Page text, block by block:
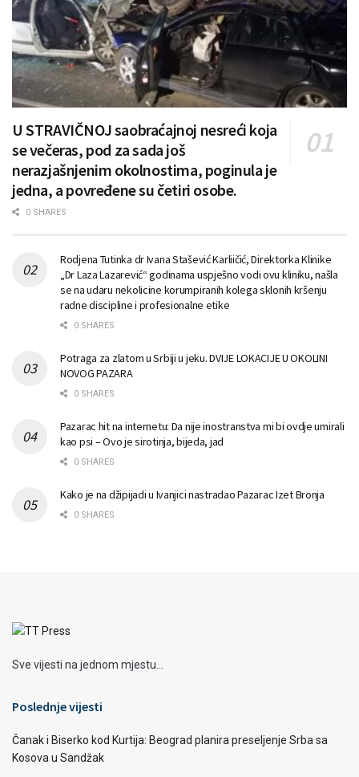
U STRAVIČNOJ saobraćajnoj nesreći koja
se večeras, pod za sada još
nerazjašnjenim okolnostima, poginula je
jedna, a povređene su četiri osobe.
0 SHARES
Rodjena Tutinka dr Ivana Stašević Karliičić, Direktorka Klinike
„Dr Laza Lazarević“ godinama uspješno vodi ovu kliniku, našla
se na udaru nekolicine korumpiranih kolega sklonih kršenju
radne discipline i profesionalne etike
0 SHARES
Potraga za zlatom u Srbiji u jeku. DVIJE LOKACIJE U OKOLINI
NOVOG PAZARA
0 SHARES
Pazarac hit na internetu: Da nije inostranstva mi bi ovdje umirali
kao psi – Ovo je sirotinja, bijeda, jad
0 SHARES
Kako je na džipijadi u Ivanjici nastradao Pazarac Izet Bronja
0 SHARES
Sve vijesti na jednom mjestu...
Poslednje vijesti
Čanak i Biserko kod Kurtija: Beograd planira preseljenje Srba sa
Kosova u Sandžak